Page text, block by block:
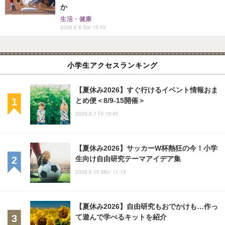
か
生活・健康
2026.8.8 Sat 15:15
小学生アクセスランキング
【夏休み2026】すぐ行けるイベント情報おま
とめ便＜8/9-15開催＞
2026.8.7 Fri 19:45
【夏休み2026】サッカーW杯熱狂の今！小学
生向け自由研究テーマアイデア集
2026.6.15 Mon 11:15
【夏休み2026】自由研究もおでかけも…作っ
て遊んで学べるキットを紹介